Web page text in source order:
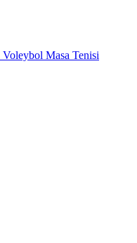
Voleybol Masa Tenisi